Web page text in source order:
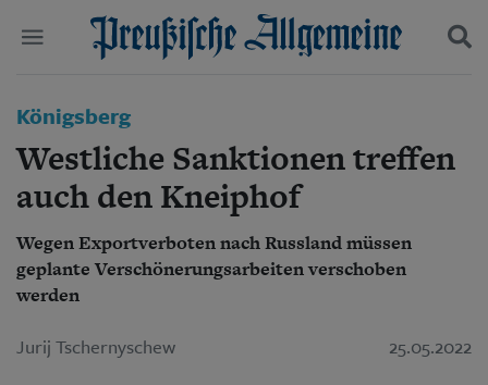
Wirtschaft
Panorama
Gesellschaft
Leben
Geschichte
Ostpreußen
Suchen und finden
Königsberg
Westliche Sanktionen treffen
auch den Kneiphof
Wegen Exportverboten nach Russland müssen
geplante Verschönerungsarbeiten verschoben
werden
Jurij Tschernyschew 25.05.2022